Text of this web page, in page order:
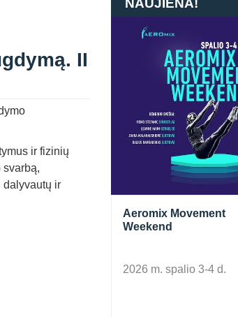
II
ir fizinių
dalyvautų ir
NAUJIENA!
Aeromix Movement
Weekend
2026 m. spalio 3-4 d.